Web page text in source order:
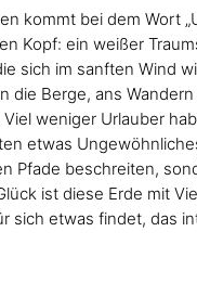
kommt bei dem Wort
Kopf: ein weißer
sich im sanften Wind
die Berge, ans
weniger Urlauber
etwas
Pfade beschreiten,
ist diese Erde mit
sich etwas findet, das